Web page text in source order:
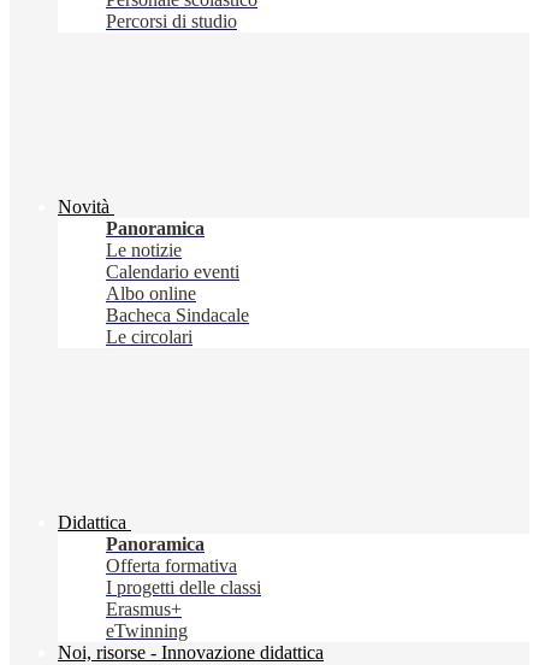
Percorsi di studio
Novità
Panoramica
Le notizie
Calendario eventi
Albo online
Bacheca Sindacale
Le circolari
Didattica
Panoramica
Offerta formativa
I progetti delle classi
Erasmus+
eTwinning
Noi, risorse - Innovazione didattica